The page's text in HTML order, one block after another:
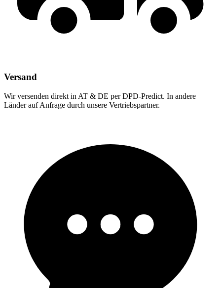
Versand
Wir versenden direkt in AT & DE per DPD-Predict. In andere
Länder auf Anfrage durch unsere Vertriebspartner.